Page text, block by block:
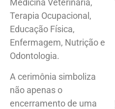
Medicina Veterinária,
Terapia Ocupacional,
Educação Física,
Enfermagem, Nutrição e
Odontologia.
A cerimônia simboliza
não apenas o
encerramento de uma